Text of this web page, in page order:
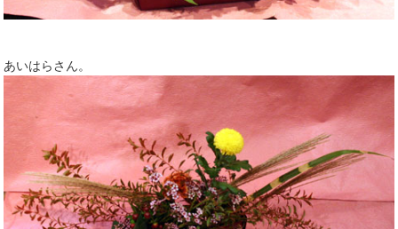
あいはらさん。